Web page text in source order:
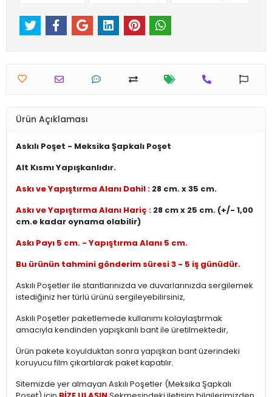
Ürün Açıklaması
Askılı Poşet - Meksika Şapkalı Poşet
Alt Kısmı Yapışkanlıdır.
Askı ve Yapıştırma Alanı Dahil : 28 cm. x 35 cm.
Askı ve Yapıştırma Alanı Hariç : 28 cm x 25 cm. (+/- 1,00
cm.e kadar oynama olabilir)
Askı Payı 5 cm. - Yapıştırma Alanı 5 cm.
Bu ürünün tahmini gönderim süresi 3 - 5 iş günüdür.
Askılı Poşetler ile stantlarınızda ve duvarlarınızda sergilemek
istediğiniz her türlü ürünü sergileyebilirsiniz,
Askılı Poşetler paketlemede kullanımı kolaylaştırmak
amacıyla kendinden yapışkanlı bant ile üretilmektedir,
Ürün pakete koyulduktan sonra yapışkan bant üzerindeki
koruyucu film çıkartılarak paket kapatılır.
Sitemizde yer almayan Askılı Poşetler (Meksika Şapkalı